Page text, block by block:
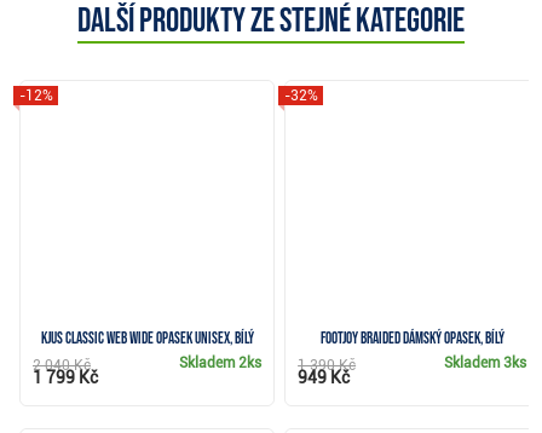
Další produkty ze stejné kategorie
KJUS Classic Web Wide opasek unisex, bílý
-12%
Skladem2ks
2 040 Kč
1 799 Kč
FootJoy Braided dámský opasek, bílý
-32%
Skladem3ks
1 390 Kč
949 Kč